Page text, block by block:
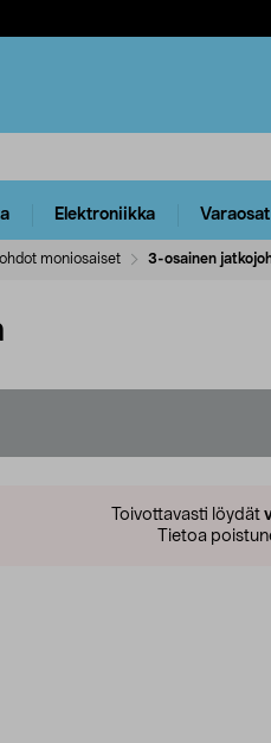
Elektroniikka Varaosat
moniosaiset 3-osainen
Toivottavasti löydät
Tietoa